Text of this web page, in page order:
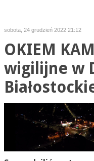
sobota, 24 grudzień 2022 21:12
OKIEM
wigilijne w